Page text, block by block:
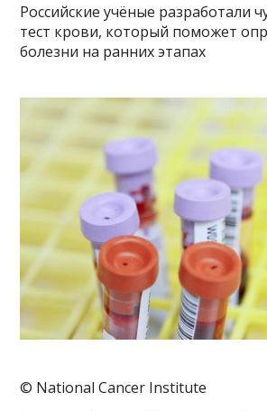
Российские учёные разработали
тест крови, который поможет
болезни на ранних этапах
© National Cancer Institute